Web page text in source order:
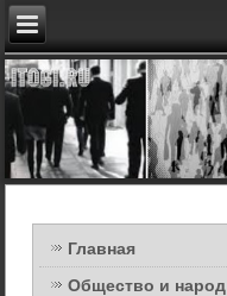
Главная
Общество и народ